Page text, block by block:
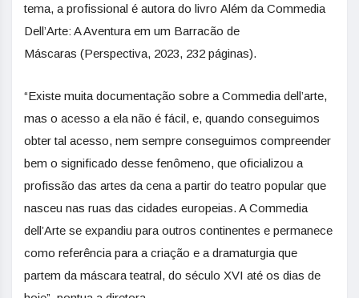
tema, a profissional é autora do livro Além da Commedia
Dell’Arte: A Aventura em um Barracão de
Máscaras (Perspectiva, 2023, 232 páginas).
“Existe muita documentação sobre a Commedia dell’arte,
mas o acesso a ela não é fácil, e, quando conseguimos
obter tal acesso, nem sempre conseguimos compreender
bem o significado desse fenômeno, que oficializou a
profissão das artes da cena a partir do teatro popular que
nasceu nas ruas das cidades europeias. A Commedia
dell’Arte se expandiu para outros continentes e permanece
como referência para a criação e a dramaturgia que
partem da máscara teatral, do século XVI até os dias de